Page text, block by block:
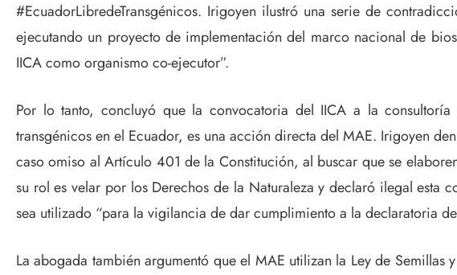
#EcuadorLibredeTransgénicos. Irigoyen ilustró una serie de
ejecutando un proyecto de implementación del marco nacional de
IICA como organismo co-ejecutor”.
Por lo tanto, concluyó que la convocatoria del IICA a la
transgénicos en el Ecuador, es una acción directa del MAE. Irigoyen
caso omiso al Artículo 401 de la Constitución, al buscar que se
su rol es velar por los Derechos de la Naturaleza y declaró ilegal esta
sea utilizado “para la vigilancia de dar cumplimiento a la declaratoria
La abogada también argumentó que el MAE utilizan la Ley de